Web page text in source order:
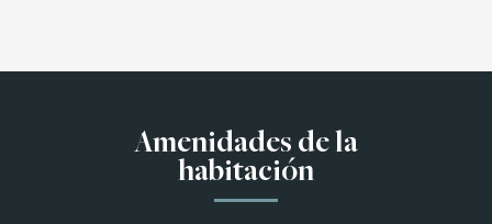
Amenidades de la
habitación